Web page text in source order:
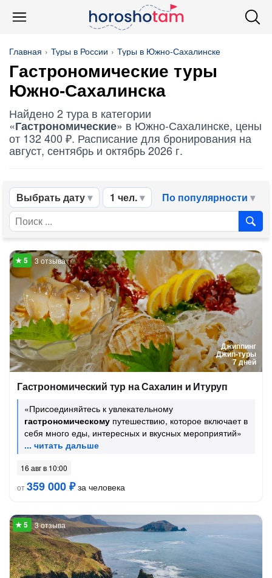
Главная Туры в России Туры в Южно-Сахалинске
Гастрономические туры
Южно-Сахалинска
Найдено 2 тура в категории
«Гастрономические» в Южно-Сахалинске, цены
от 132 400 ₽. Расписание для бронирования на
август, сентябрь и октябрь 2026 г.
Выбрать дату 1 чел. По популярности
Джиппинг
Джип-туры
7 дней
3 отзыва
Гастрономический тур на Сахалин и Итуруп
«Присоединяйтесь к увлекательному
гастрономическому путешествию, которое включает в
себя много еды, интересных и вкусных мероприятий»
16 авг в 10:00
от359 000 ₽за человека
3 отзыва